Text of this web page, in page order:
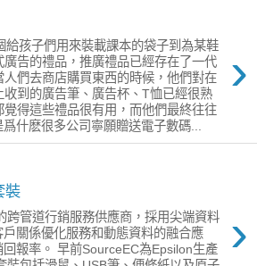
›
孩子們用來裝載課本的袋子到為某鞋
廣告的禮品，推廣禮品已經存在了一代
人們去商店購買東西的時候，他們對在
收到的廣告筆、廣告杯、T恤已經很熟
覺得這些禮品很有用，而他們最終往往
什麽很多公司寧願贈送電子數碼...
裝
›
跨管道行銷服務供應商，採用尖端資料
關係優化服務和動態資料的融合應
報率。 早前SourceEC為Epsilon生產